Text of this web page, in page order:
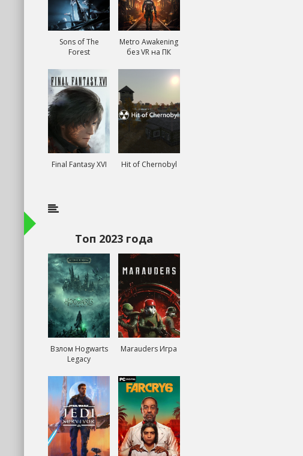
Sons of The
Forest
Metro Awakening
без VR на ПК
Final Fantasy XVI Hit of Chernobyl
Топ 2023 года
Взлом Hogwarts
Legacy
Marauders Игра